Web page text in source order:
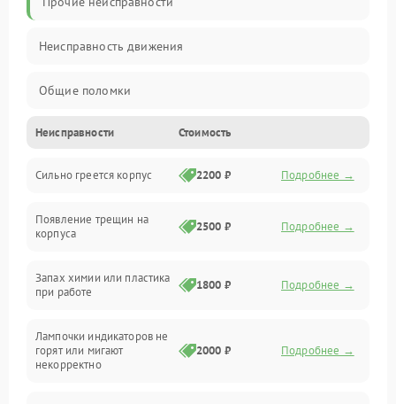
Неисправность движения
Общие поломки
Неисправность датчиков
Неисправность программного обеспечения
Проблемы с сигналом
Батарея
Неисправности Стоимость
Сильно греется корпус 2200 ₽ Подробнее →
Появление трещин на
корпуса
2500 ₽ Подробнее →
Запах химии или пластика
при работе
1800 ₽ Подробнее →
Лампочки индикаторов не
горят или мигают
некорректно
2000 ₽ Подробнее →